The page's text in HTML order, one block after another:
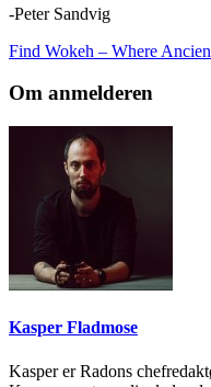
-Peter Sandvig
Find Wokeh – Where
Om anmelderen
Kasper Fladmose
Kasper er Radons